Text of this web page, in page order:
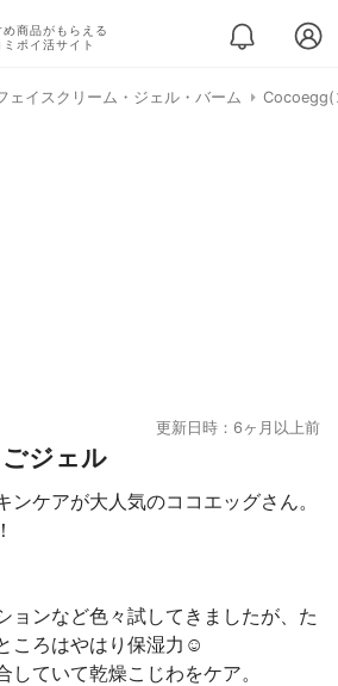
め商品がもらえる
ミポイ活サイト
ェイスクリーム・ジェル・バーム Cocoegg(
更新日時：6ヶ月以上前
ジェル
ンケアが大人気のココエッグさん。
ョンなど色々試してきましたが、た
ころはやはり保湿力☺️
していて乾燥こじわをケア。